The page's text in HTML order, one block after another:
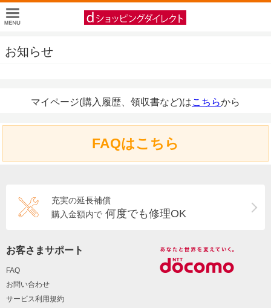
お知らせ
マイページ(購入履歴、領収書など)はこちらから
FAQはこちら
充実の延長補償
購入金額内で 何度でも修理OK
お客さまサポート
FAQ
お問い合わせ
サービス利用規約